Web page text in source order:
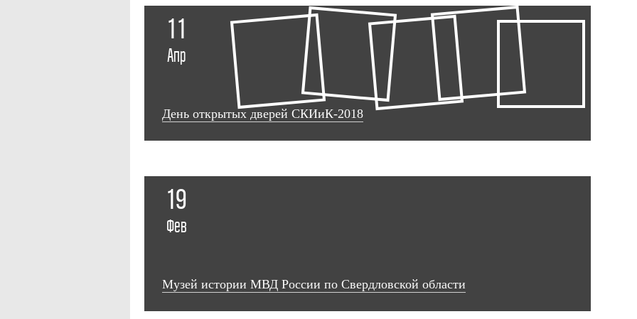
11
Апр
День открытых дверей СКИиК-2018
19
Фев
Музей истории МВД России по Свердловской области